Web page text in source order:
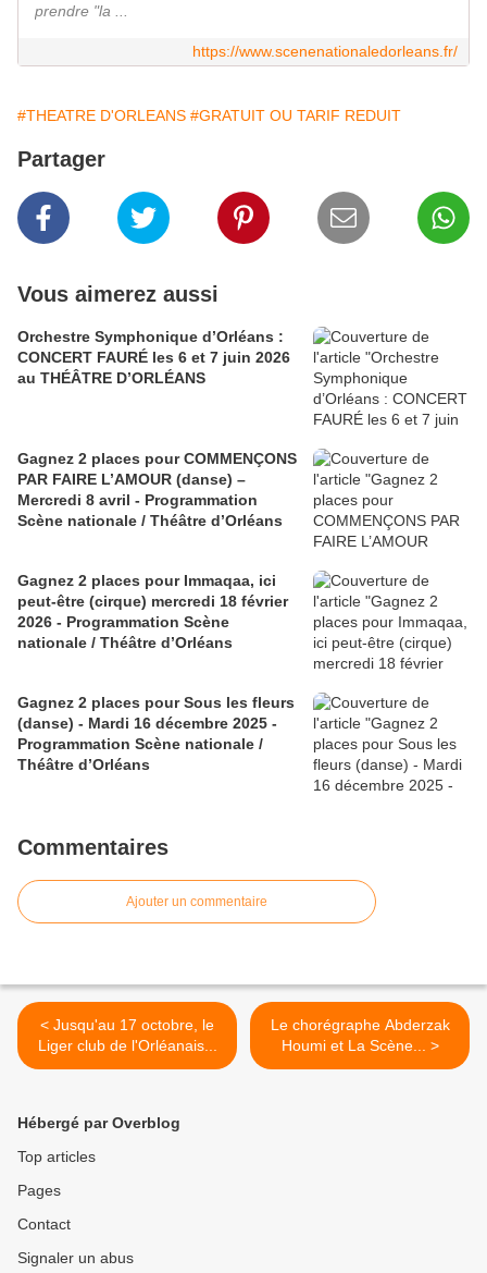
prendre "la ...
https://www.scenenationaledorleans.fr/
#THEATRE D'ORLEANS #GRATUIT OU TARIF REDUIT
Partager
Vous aimerez aussi
Orchestre Symphonique d’Orléans :
CONCERT FAURÉ les 6 et 7 juin 2026
au THÉÂTRE D’ORLÉANS
Gagnez 2 places pour COMMENÇONS
PAR FAIRE L’AMOUR (danse) –
Mercredi 8 avril - Programmation
Scène nationale / Théâtre d’Orléans
Gagnez 2 places pour Immaqaa, ici
peut-être (cirque) mercredi 18 février
2026 - Programmation Scène
nationale / Théâtre d’Orléans
Gagnez 2 places pour Sous les fleurs
(danse) - Mardi 16 décembre 2025 -
Programmation Scène nationale /
Théâtre d’Orléans
Commentaires
Ajouter un commentaire
< Jusqu'au 17 octobre, le
Liger club de l'Orléanais...
Le chorégraphe Abderzak
Houmi et La Scène... >
Hébergé par Overblog
Top articles
Pages
Contact
Signaler un abus